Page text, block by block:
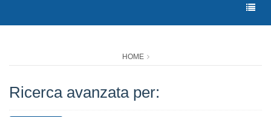
HOME
Ricerca avanzata per: